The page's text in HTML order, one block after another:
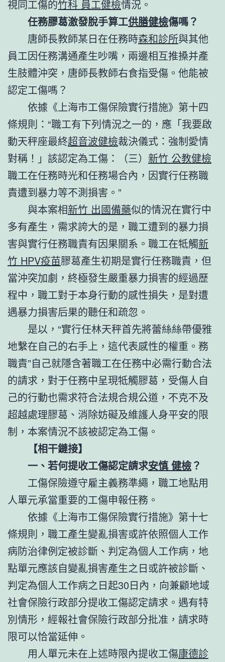
視同工傷的竹科 員工健檢情況。
任務膠葛激發脫手算工供膳健檢傷嗎？
唐師長教師某日在任務時森和診所與其他
員工因任務溝通產生吵嘴，兩邊相互推搡并產
生肢體沖突，唐師長教師右食指受傷。他能被
認定工傷嗎？
依據《上海市工傷保險實行措施》第十四
條規則：“職工有下列情況之一的，應「我要啟
動天秤座最終超音波健檢裁決儀式：強制愛情
對稱！」該認定為工傷：（三） 新竹 公教健檢
職工在任務時光和任務場合內，因實行任務職
責遭到暴力等不測損害。”
與本案相新竹 出國備藥似的情況在實行中
多有產生，需求誇大的是，職工遭到的暴力損
害與實行任務職責有因果關系。職工在牴觸新
竹 HPV疫苗膠葛產生初期是實行任務職責，但
當沖突加劇，終極發生嚴重暴力損害的經過歷
程中，職工對于本身行動的感性損失，是對遭
遇暴力損害后果的聽任和疏忽。
是以，“實行任林天秤首先將蕾絲絲帶優雅
地繫在自己的右手上，這代表感性的權重。務
職責”自己就隱含著職工在任務中必需行動合法
的請求，對于任務中呈現牴觸膠葛，受傷人自
己的行動也需求符合法規合規公道，不克不及
超越處理膠葛、消除妨礙及維護人身平安的限
制，本案情況不該被認定為工傷。
【相干鏈接】
一、若何提收工傷認定請求安慎 健檢？
工傷保險遵守雇主義務準繩，職工地點用
人單元承當重要的工傷申報任務。
依據《上海市工傷保險實行措施》第十七
條規則，職工產生變亂損害或許依照個人工作
病防治律例定被診斷、判定為個人工作病，地
點單元應該自變亂損害產生之日或許被診斷、
判定為個人工作病之日起30日內，向兼顧地域
社會保險行政部分提收工傷認定請求。遇有特
別情形，經報社會保險行政部分批准，請求時
限可以恰當延伸。
用人單元未在上述時限內提收工傷康德診